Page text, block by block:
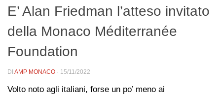
E’ Alan Friedman l’atteso invitato
della Monaco Méditerranée
Foundation
DI AMP MONACO · 15/11/2022
Volto noto agli italiani, forse un po’ meno ai